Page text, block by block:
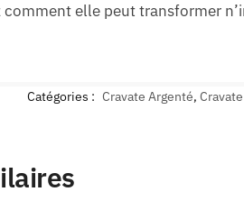
comment elle peut transformer
Catégories : Cravate Argenté,